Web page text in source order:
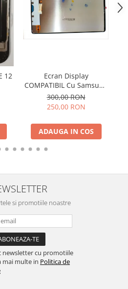
12
Ecran Display
COMPATIBIL Cu Samsung
TAB S9 FE 5G 2023 / X510
/ X516 Fara Rama
300,00 RON
250,00 RON
ADAUGA IN COS
si promotiile noastre
newsletter cu promotiile
mai multe in Politica de